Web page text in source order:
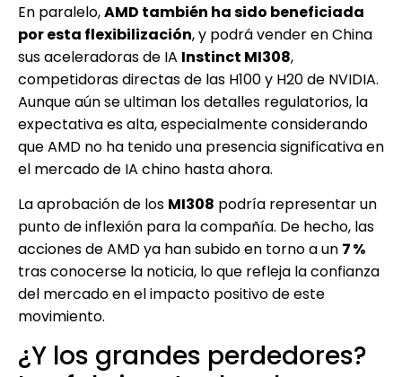
En paralelo,AMD también ha sido beneficiada
por esta flexibilización, y podrá vender en China
sus aceleradoras de IA Instinct MI308,
competidoras directas de las H100 y H20 de NVIDIA.
Aunque aún se ultiman los detalles regulatorios, la
expectativa es alta, especialmente considerando
que AMD no ha tenido una presencia significativa en
el mercado de IA chino hasta ahora.
La aprobación de los MI308 podría representar un
punto de inflexión para la compañía. De hecho, las
acciones de AMD ya han subido en torno a un 7 %
tras conocerse la noticia, lo que refleja la confianza
del mercado en el impacto positivo de este
movimiento.
¿Y los grandes perdedores?